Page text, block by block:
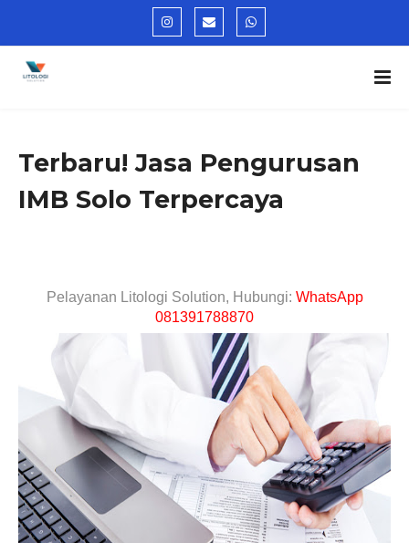
Terbaru! Jasa Pengurusan
IMB Solo Terpercaya
Pelayanan Litologi Solution, Hubungi: WhatsApp
081391788870